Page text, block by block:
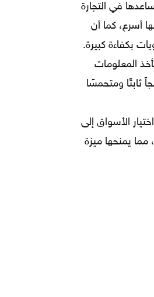
في التجارة
أسرع، كما أن
بكفاءة كبيرة.
المعلومات
ثابتًا ومتحمسًا
الأسواق إلى
مما يمنحها ميزة